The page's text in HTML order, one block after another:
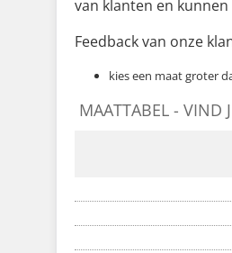
van klanten en
Feedback van onze
kies een maat groter
MAATTABEL - VIND